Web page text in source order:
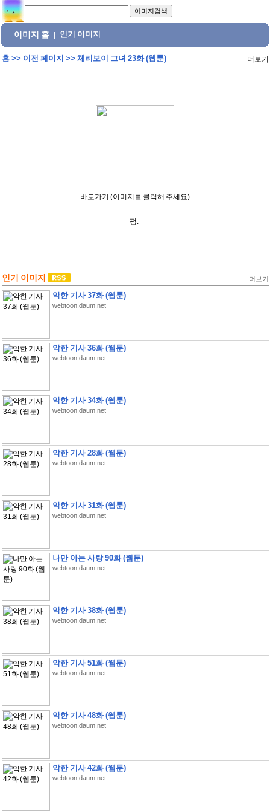
이미지 홈 인기 이미지
홈>> 이전 페이지 >> 체리보이 그녀 23화 (웹툰) 더보기
바로가기 (이미지를 클릭해 주세요)
펌:
인기 이미지 더보기
악한 기사 37화 (웹툰)
webtoon.daum.net
악한 기사 36화 (웹툰)
webtoon.daum.net
악한 기사 34화 (웹툰)
webtoon.daum.net
악한 기사 28화 (웹툰)
webtoon.daum.net
악한 기사 31화 (웹툰)
webtoon.daum.net
나만 아는 사랑 90화 (웹툰)
webtoon.daum.net
악한 기사 38화 (웹툰)
webtoon.daum.net
악한 기사 51화 (웹툰)
webtoon.daum.net
악한 기사 48화 (웹툰)
webtoon.daum.net
악한 기사 42화 (웹툰)
webtoon.daum.net